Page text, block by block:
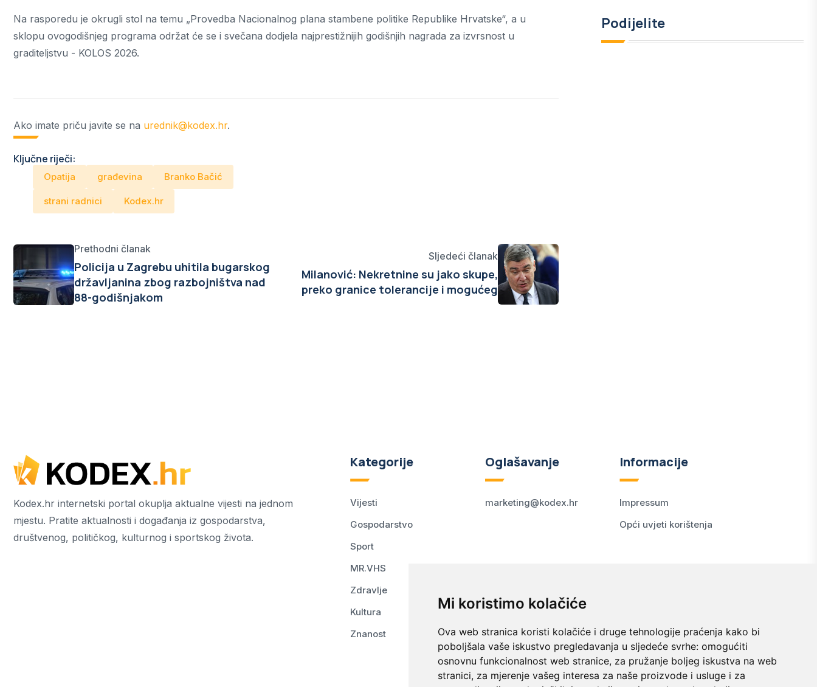
Mi koristimo kolačiće
Ova web stranica koristi kolačiće i druge tehnologije praćenja kako bi
poboljšala vaše iskustvo pregledavanja u sljedeće svrhe: omogućiti
osnovnu funkcionalnost web stranice, za pružanje boljeg iskustva na web
stranici, za mjerenje vašeg interesa za naše proizvode i usluge i za
Na rasporedu je okrugli stol na temu „Provedba Nacionalnog plana stambene politike Republike Hrvatske“, a u
sklopu ovogodišnjeg programa održat će se i svečana dodjela najprestižnijih godišnjih nagrada za izvrsnost u
graditeljstvu - KOLOS 2026.
Ako imate priču javite se na urednik@kodex.hr.
Ključne riječi:
Opatija građevina Branko Bačić
strani radnici Kodex.hr
Prethodni članak
Policija u Zagrebu uhitila bugarskog
državljanina zbog razbojništva nad
88-godišnjakom
Sljedeći članak
Milanović: Nekretnine su jako skupe,
preko granice tolerancije i mogućeg
Podijelite
Kodex.hr internetski portal okuplja aktualne vijesti na jednom
mjestu. Pratite aktualnosti i događanja iz gospodarstva,
društvenog, političkog, kulturnog i sportskog života.
Kategorije
Vijesti
Gospodarstvo
Sport
MR.VHS
Zdravlje
Kultura
Znanost
Oglašavanje
marketing@kodex.hr
Informacije
Impressum
Opći uvjeti korištenja